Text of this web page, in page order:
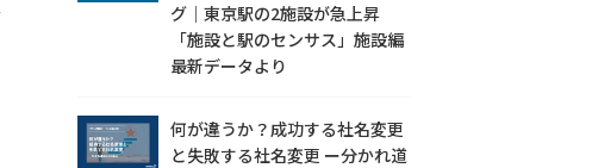
グ｜東京駅の2施設が急上昇
「施設と駅のセンサス」施設編
最新データより
何が違うか？成功する社名変更
と失敗する社名変更 ー分かれ道